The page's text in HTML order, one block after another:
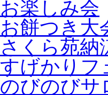
お楽しみ会
お餅つき大
さくら苑納
すげかりフ
のびのびサ